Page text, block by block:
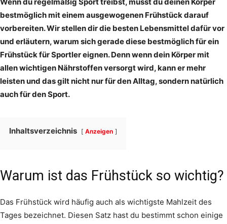
bestmöglich mit einem ausgewogenen Frühstück darauf
vorbereiten. Wir stellen dir die besten Lebensmittel dafür vor
und erläutern, warum sich gerade diese bestmöglich für ein
Frühstück für Sportler eignen. Denn wenn dein Körper mit
allen wichtigen Nährstoffen versorgt wird, kann er mehr
leisten und das gilt nicht nur für den Alltag, sondern natürlich
auch für den Sport.
Inhaltsverzeichnis Anzeigen
Warum ist das Frühstück so wichtig?
Das Frühstück wird häufig auch als wichtigste Mahlzeit des
Tages bezeichnet. Diesen Satz hast du bestimmt schon einige